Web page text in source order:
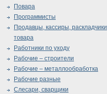
Повара
Программисты
Продавцы, кассиры, раскладчики
товара
Работники по уходу
Рабочие – строители
Рабочие – металлообработка
Рабочие разные
Слесари, сварщики